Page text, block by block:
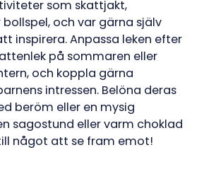
som skattjakt,
och var gärna själv
inspirera. Anpassa leken efter
på sommaren eller
och koppla gärna
intressen. Belöna deras
beröm eller en mysig
sagostund eller varm choklad
något att se fram emot!